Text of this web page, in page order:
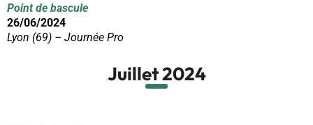
Point de bascule
26/06/2024
Lyon (69) – Journée Pro
Juillet 2024